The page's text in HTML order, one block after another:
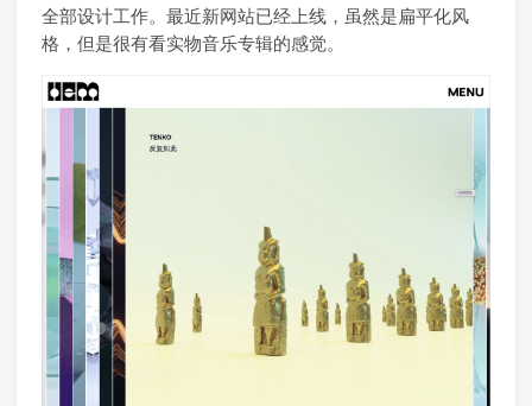
全部设计工作。最近新网站已经上线，虽然是扁平化风
格，但是很有看实物音乐专辑的感觉。